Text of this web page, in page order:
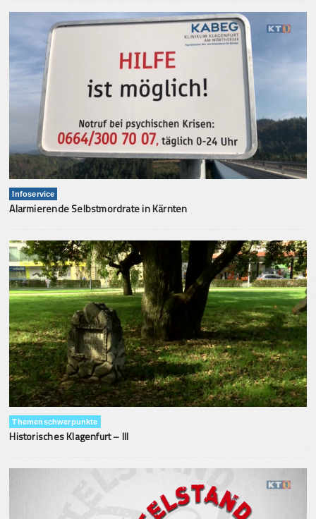
Infoservice
Alarmierende Selbstmordrate in Kärnten
Themenschwerpunkte
Historisches Klagenfurt – III